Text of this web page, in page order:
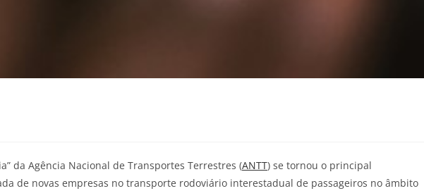
da Agência Nacional de Transportes Terrestres (ANTT) se tornou o principal
de novas empresas no transporte rodoviário interestadual de passageiros no âmbito